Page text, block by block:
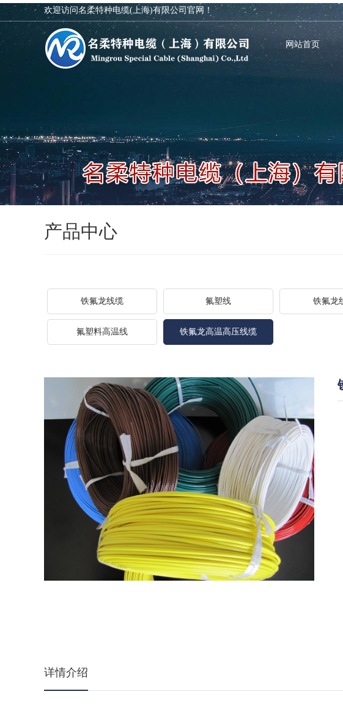
欢迎访问名柔特种电缆(上海)有限公司官网！
网站首页
产品中心
铁氟龙线缆 氟塑线 铁氟龙
氟塑料高温线 铁氟龙高温高压线缆
详情介绍